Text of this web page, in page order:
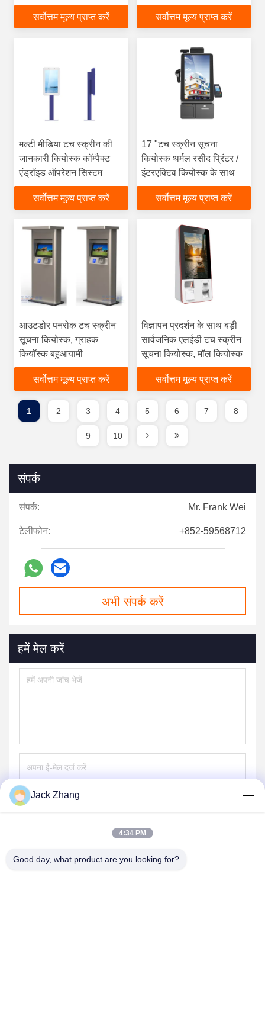
लीजिए
सर्वोत्तम मूल्य प्राप्त करें
सर्वोत्तम मूल्य प्राप्त करें
मल्टी मीडिया टच स्क्रीन की
जानकारी कियोस्क कॉम्पैक्ट
एंड्रॉइड ऑपरेशन सिस्टम
सर्वोत्तम मूल्य प्राप्त करें
17 "टच स्क्रीन सूचना
कियोस्क थर्मल रसीद प्रिंटर /
इंटरएक्टिव कियोस्क के साथ
सर्वोत्तम मूल्य प्राप्त करें
आउटडोर पनरोक टच स्क्रीन
सूचना कियोस्क, ग्राहक
कियॉस्क बहुआयामी
सर्वोत्तम मूल्य प्राप्त करें
विज्ञापन प्रदर्शन के साथ बड़ी
सार्वजनिक एलईडी टच स्क्रीन
सूचना कियोस्क, मॉल कियोस्क
सर्वोत्तम मूल्य प्राप्त करें
1 2 3 4 5 6 7 8
9 10
संपर्क
संपर्क: Mr. Frank Wei
टेलीफोन: +852-59568712
अभी संपर्क करें
हमें मेल करें
Jack Zhang
4:34 PM
Good day, what product are you looking for?